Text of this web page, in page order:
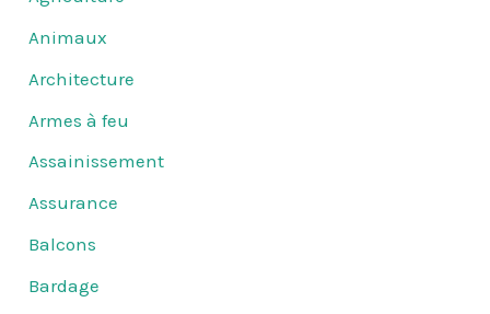
Animaux
Architecture
Armes à feu
Assainissement
Assurance
Balcons
Bardage